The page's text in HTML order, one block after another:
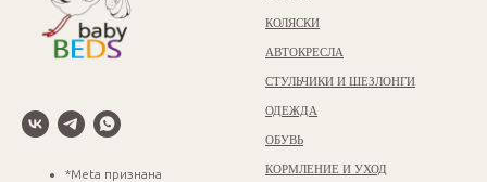
*Meta признана
КОЛЯСКИ
АВТОКРЕСЛА
СТУЛЬЧИКИ И ШЕЗЛОНГИ
ОДЕЖДА
ОБУВЬ
КОРМЛЕНИЕ И УХОД